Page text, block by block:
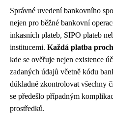
Správné uvedení bankovního
nejen pro běžné bankovní
inkasních plateb, SIPO plateb
institucemi. Každá platba
kde se ověřuje nejen existence
zadaných údajů včetně kódu
důkladně zkontrolovat všechny
se předešlo případným
prostředků.